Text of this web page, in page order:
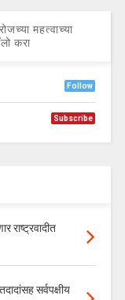
महत्वाच्या
करा
Follow
Subscribe
राष्ट्रवादीत
सर्वपक्षीय